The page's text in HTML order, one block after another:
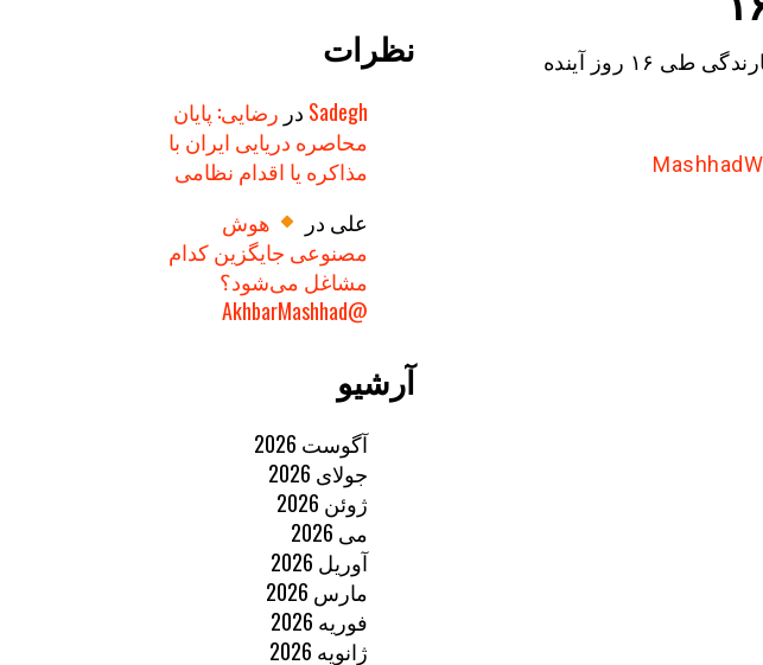
نظرات
Sadegh در رضایی: پایان
محاصره دریایی ایران با
مذاکره یا اقدام نظامی
علی در
هوش
مصنوعی جایگزین کدام
مشاغل می‌شود؟
@AkhbarMashhad
آرشیو
آگوست 2026
جولای 2026
ژوئن 2026
می 2026
آوریل 2026
مارس 2026
فوریه 2026
ژانویه 2026